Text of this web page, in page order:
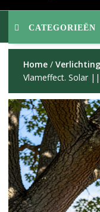
CATEGORIEËN
Home/ Verlichting
Vlameffect. Solar